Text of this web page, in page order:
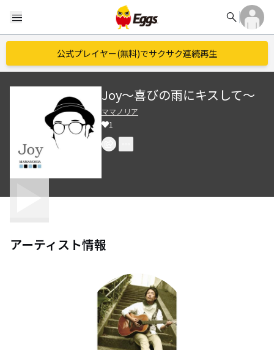
menu search
公式プレイヤー(無料)でサクサク連続再生
Joy～喜びの雨にキスして～
ママノリア
1
アーティスト情報